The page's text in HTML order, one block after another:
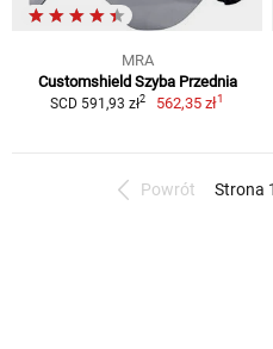
MRA
Customshield Szyba Przednia
SCD 591,93 zł2 562,35 zł1
Powrót Strona